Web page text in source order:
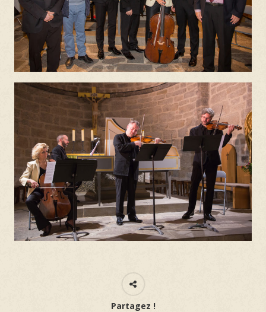
Partagez !